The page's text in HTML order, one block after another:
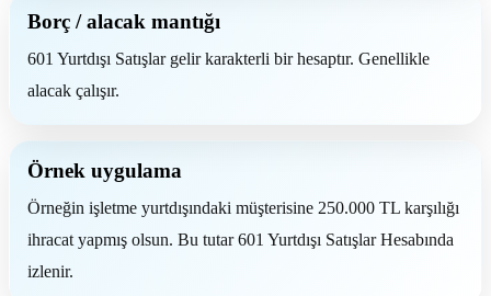
Borç / alacak mantığı
601 Yurtdışı Satışlar gelir karakterli bir hesaptır. Genellikle
alacak çalışır.
Örnek uygulama
Örneğin işletme yurtdışındaki müşterisine 250.000 TL karşılığı
ihracat yapmış olsun. Bu tutar 601 Yurtdışı Satışlar Hesabında
izlenir.